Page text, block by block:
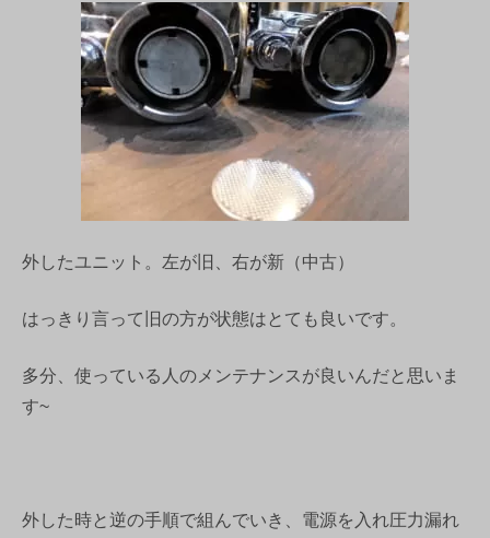
外したユニット。左が旧、右が新（中古）
はっきり言って旧の方が状態はとても良いです。
多分、使っている人のメンテナンスが良いんだと思いま
す~
外した時と逆の手順で組んでいき、電源を入れ圧力漏れ